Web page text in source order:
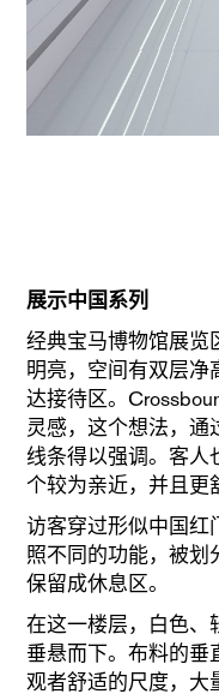
展示中国系列
经典宝马博物馆展览
明亮，空间有双层净
达接待区。
灵感，这个想法，通
线条得以强调。客人
个较为亲近，并且更
访客穿过形似中国红
照不同的功能，被划
保留成休息区。
在这一楼层，白色、
垂悬而下。布料的垂
观者舒适的尺度，大